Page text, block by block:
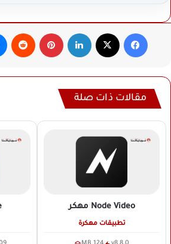
فيسبوك لينكدإن بينتيريست
مقالات ذات صلة
Node Video مهكر
تطبيقات مهكرة